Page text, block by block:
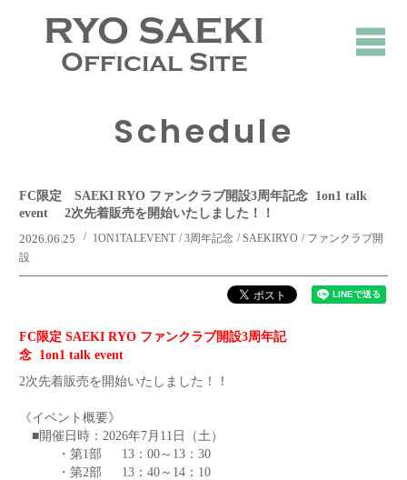
RYO SAEKI
Official Site
Schedule
FC限定 SAEKI RYO ファンクラブ開設3周年記念 1on1 talk
event 2次先着販売を開始いたしました！！
2026.06.25
1ON1TALEVENT 3周年記念 SAEKIRYO
ファンクラブ開
設
FC限定 SAEKI RYO ファンクラブ開設3周年記
念 1on1 talk event
2次先着販売を開始いたしました！！
《イベント概要》
■開催日時：2026年7月11日（土）
・第1部 13：00～13：30
・第2部 13：40～14：10